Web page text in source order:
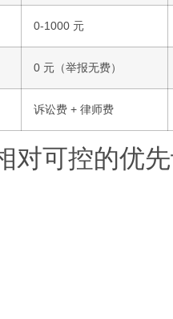
0-1000 元
0 元（举报无费）
诉讼费 + 律师费
对可控的优